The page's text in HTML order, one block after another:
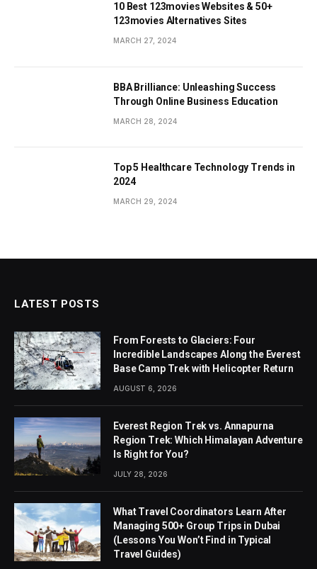
10 Best 123movies Websites & 50+
123movies Alternatives Sites
MARCH 27, 2024
BBA Brilliance: Unleashing Success
Through Online Business Education
MARCH 28, 2024
Top 5 Healthcare Technology Trends in
2024
MARCH 29, 2024
LATEST POSTS
From Forests to Glaciers: Four
Incredible Landscapes Along the Everest
Base Camp Trek with Helicopter Return
AUGUST 6, 2026
Everest Region Trek vs. Annapurna
Region Trek: Which Himalayan Adventure
Is Right for You?
JULY 28, 2026
What Travel Coordinators Learn After
Managing 500+ Group Trips in Dubai
(Lessons You Won’t Find in Typical
Travel Guides)